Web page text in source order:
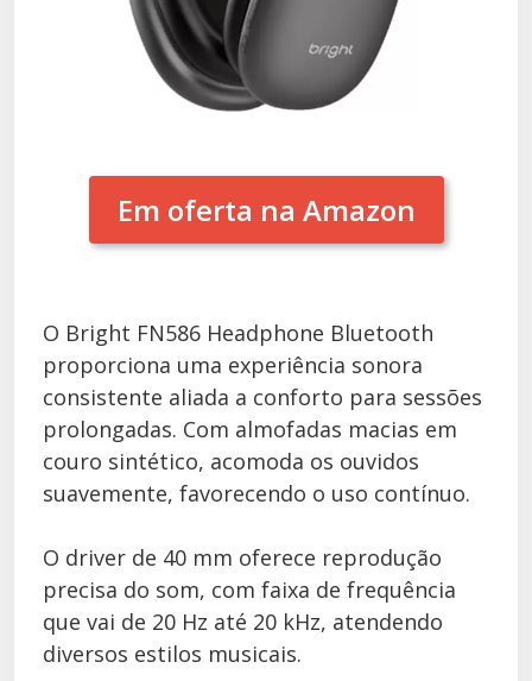
Em oferta na Amazon
O Bright FN586 Headphone Bluetooth
proporciona uma experiência sonora
consistente aliada a conforto para sessões
prolongadas. Com almofadas macias em
couro sintético, acomoda os ouvidos
suavemente, favorecendo o uso contínuo.
O driver de 40 mm oferece reprodução
precisa do som, com faixa de frequência
que vai de 20 Hz até 20 kHz, atendendo
diversos estilos musicais.